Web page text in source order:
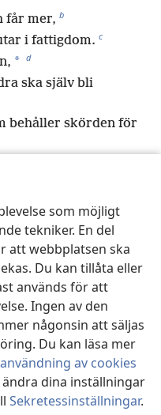
som möjligt
tekniker. En del
att webbplatsen ska
Du kan tillåta eller
används för att
Ingen av den
någonsin att säljas
Du kan läsa mer
av cookies
ändra dina inställningar
Sekretessinställningar.
får mer, b
i fattigdom. c
* d
ska själv bli
behåller skörden för
omtyckt,
drabbas själv av
rikedom faller,
som löven. i
för * sin familj ärver
tjänare åt den vise.
livets träd, k
göra gott är vis. l
får vad han